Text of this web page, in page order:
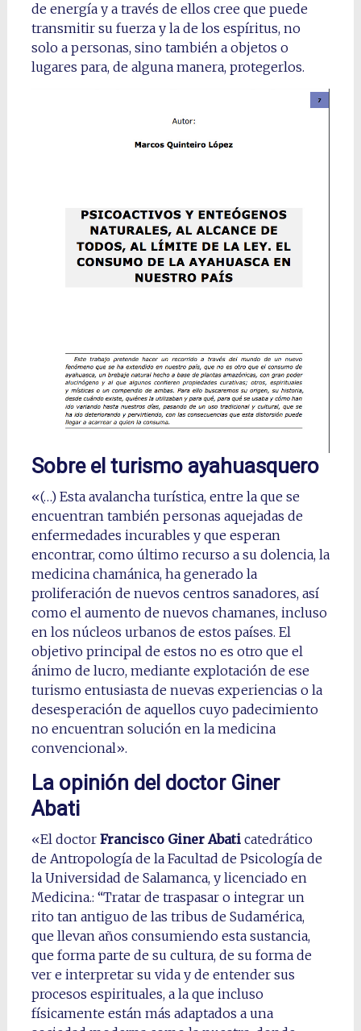
de energía y a través de ellos cree que puede
transmitir su fuerza y la de los espíritus, no
solo a personas, sino también a objetos o
lugares para, de alguna manera, protegerlos.
Sobre el turismo ayahuasquero
«(…) Esta avalancha turística, entre la que se
encuentran también personas aquejadas de
enfermedades incurables y que esperan
encontrar, como último recurso a su dolencia, la
medicina chamánica, ha generado la
proliferación de nuevos centros sanadores, así
como el aumento de nuevos chamanes, incluso
en los núcleos urbanos de estos países. El
objetivo principal de estos no es otro que el
ánimo de lucro, mediante explotación de ese
turismo entusiasta de nuevas experiencias o la
desesperación de aquellos cuyo padecimiento
no encuentran solución en la medicina
convencional».
La opinión del doctor Giner
Abati
«El doctor Francisco Giner Abati catedrático
de Antropología de la Facultad de Psicología de
la Universidad de Salamanca, y licenciado en
Medicina.: “Tratar de traspasar o integrar un
rito tan antiguo de las tribus de Sudamérica,
que llevan años consumiendo esta sustancia,
que forma parte de su cultura, de su forma de
ver e interpretar su vida y de entender sus
procesos espirituales, a la que incluso
físicamente están más adaptados a una